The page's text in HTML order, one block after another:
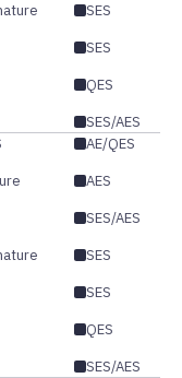
SES
SES
QES
SES/AES
AE/QES
AES
SES/AES
SES
SES
QES
SES/AES